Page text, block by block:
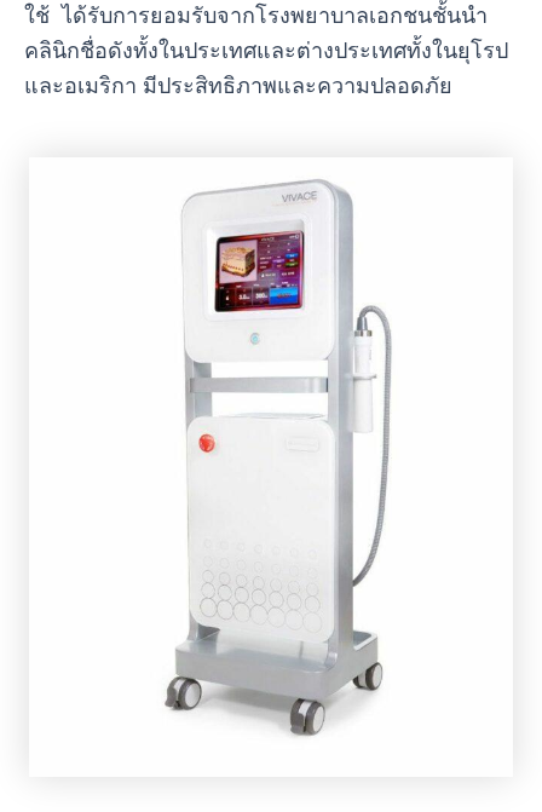
ใช้ ได้รับการยอมรับจากโรงพยาบาลเอกชนชั้นนำ
คลินิกชื่อดังทั้งในประเทศและต่างประเทศทั้งในยุโรป
และอเมริกา มีประสิทธิภาพและความปลอดภัย